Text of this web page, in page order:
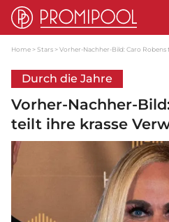
Home Stars Vorher-Nachher-Bild: Caro
Durch die Jahre
Vorher-Nachher-
teilt ihre krasse